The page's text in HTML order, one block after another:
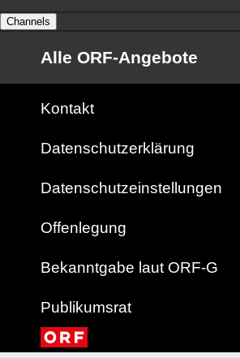
Channels
Alle ORF-Angebote
Kontakt
Datenschutzerklärung
Datenschutzeinstellungen
Offenlegung
Bekanntgabe laut ORF-G
Publikumsrat